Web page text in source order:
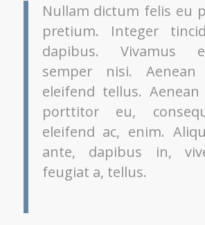
Nullam dictum felis eu
pretium. Integer
dapibus. Vivamus
semper nisi. Aenean
eleifend tellus.
porttitor eu,
eleifend ac, enim.
ante, dapibus in,
feugiat a, tellus.